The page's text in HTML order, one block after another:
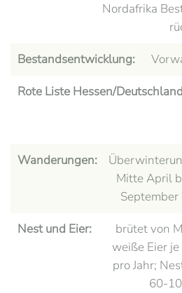
Nordafrika
Bestandsentwicklung:
Rote Liste Hessen/
Wanderungen:
Mitte April
Nest und Eier:
brütet von
weiße Eier
pro Jahr;
60-